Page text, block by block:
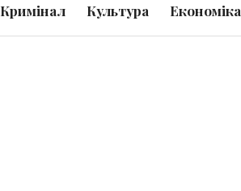
Кримінал Культура Економіка